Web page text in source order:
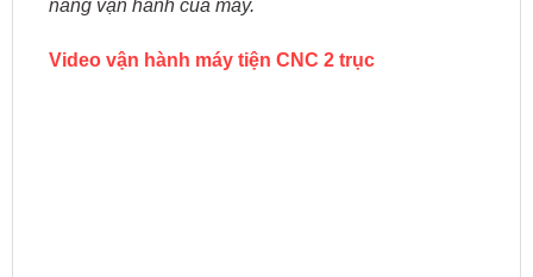
năng vận hành của máy.
Video vận hành máy tiện CNC 2 trục